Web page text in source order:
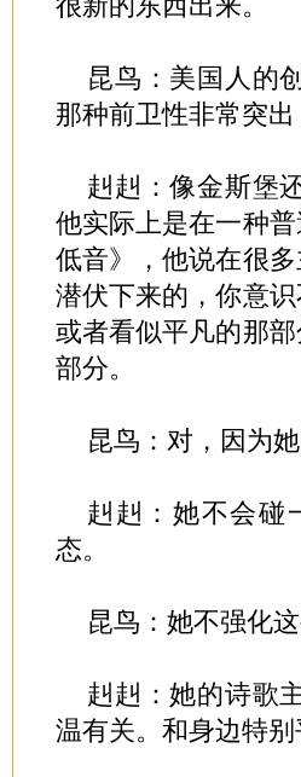
昆鸟：美国人的
那种前卫性非常突
赳赳：像金斯堡
他实际上是在一种
低音》，他说在很
潜伏下来的，你意
或者看似平凡的那
部分。
昆鸟：对，因为
赳赳：她不会碰
态。
昆鸟：她不强化这
赳赳：她的诗歌
温有关。和身边特